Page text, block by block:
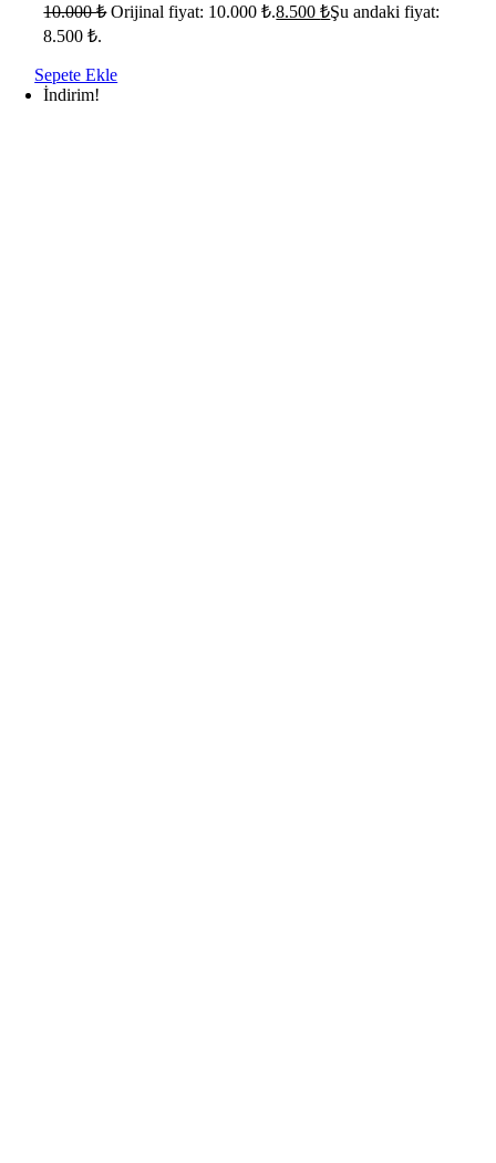
10.000₺ Orijinal fiyat: 10.000 ₺.8.500₺Şu andaki fiyat:
8.500 ₺.
Sepete Ekle
İndirim!